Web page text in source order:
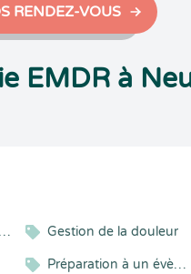
RENDEZ-VOUS
EMDR à
Gestion des traumatismes Gestion de la douleur
Préparation à un évènement